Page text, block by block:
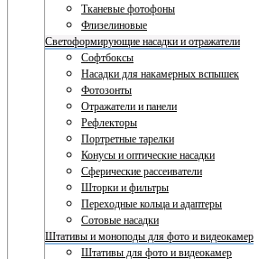
Тканевые фотофоны
Флизелиновые
Светоформирующие насадки и отражатели
Софтбоксы
Насадки для накамерных вспышек
Фотозонты
Отражатели и панели
Рефлекторы
Портретные тарелки
Конусы и оптические насадки
Сферические рассеиватели
Шторки и фильтры
Переходные кольца и адаптеры
Сотовые насадки
Штативы и моноподы для фото и видеокамер
Штативы для фото и видеокамер